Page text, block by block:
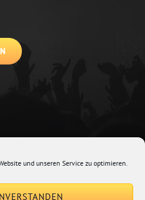
und unseren Service zu optimieren.